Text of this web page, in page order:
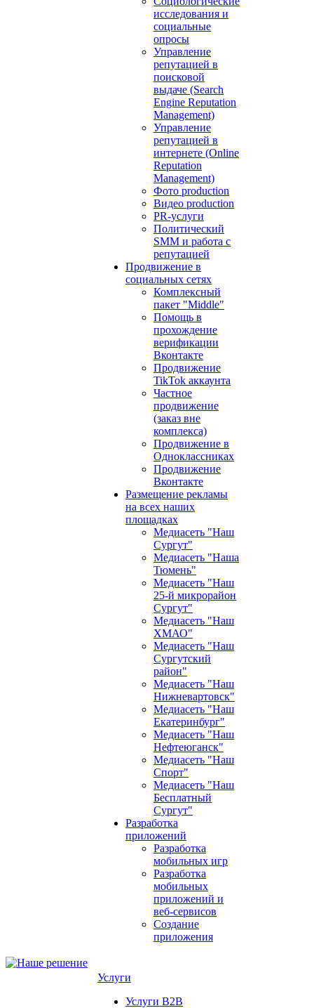
исследования и
социальные
опросы
Управление
репутацией в
поисковой
выдаче (Search
Engine Reputation
Management)
Управление
репутацией в
интернете (Online
Reputation
Management)
Фото production
Видео production
PR-услуги
Политический
SMM и работа с
репутацией
Продвижение в
социальных сетях
Комплексный
пакет "Middle"
Помощь в
прохождение
верификации
Вконтакте
Продвижение
TikTok аккаунта
Частное
продвижение
(заказ вне
комплекса)
Продвижение в
Одноклассниках
Продвижение
Вконтакте
Размещение рекламы
на всех наших
площадках
Медиасеть "Наш
Сургут"
Медиасеть "Наша
Тюмень"
Медиасеть "Наш
25-й микрорайон
Сургут"
Медиасеть "Наш
ХМАО"
Медиасеть "Наш
Сургутский
район"
Медиасеть "Наш
Нижневартовск"
Медиасеть "Наш
Екатеринбург"
Медиасеть "Наш
Нефтеюганск"
Медиасеть "Наш
Спорт"
Медиасеть "Наш
Бесплатный
Сургут"
Разработка
приложений
Разработка
мобильных игр
Разработка
мобильных
приложений и
веб-сервисов
Создание
приложения
Услуги
Услуги B2B